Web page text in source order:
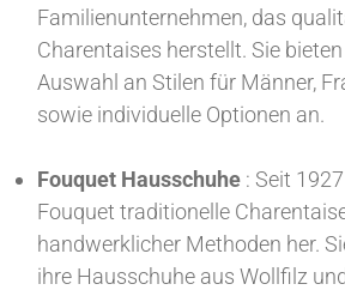
Familienunternehmen, das
Charentaises herstellt. Sie
Auswahl an Stilen für Männer,
sowie individuelle Optionen an.
Fouquet Hausschuhe : Seit
Fouquet traditionelle
handwerklicher Methoden her.
ihre Hausschuhe aus Wollfilz